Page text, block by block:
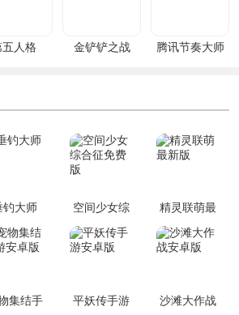
五人格 金铲铲之战 腾讯节奏大师
钓大师
空间少女综
合征免费版
精灵联萌最
新版
集结手
平妖传手游
沙滩大作战